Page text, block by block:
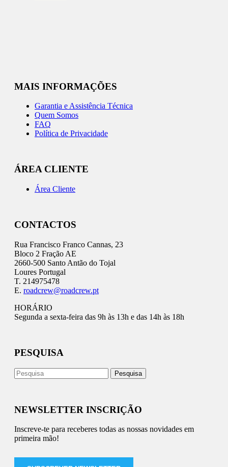
MAIS INFORMAÇÕES
Garantia e Assistência Técnica
Quem Somos
FAQ
Política de Privacidade
ÁREA CLIENTE
Área Cliente
CONTACTOS
Rua Francisco Franco Cannas, 23
Bloco 2 Fração AE
2660-500 Santo Antão do Tojal
Loures Portugal
T. 214975478
E. roadcrew@roadcrew.pt
HORÁRIO
Segunda a sexta-feira das 9h às 13h e das 14h às 18h
PESQUISA
NEWSLETTER INSCRIÇÃO
Inscreve-te para receberes todas as nossas novidades em
primeira mão!